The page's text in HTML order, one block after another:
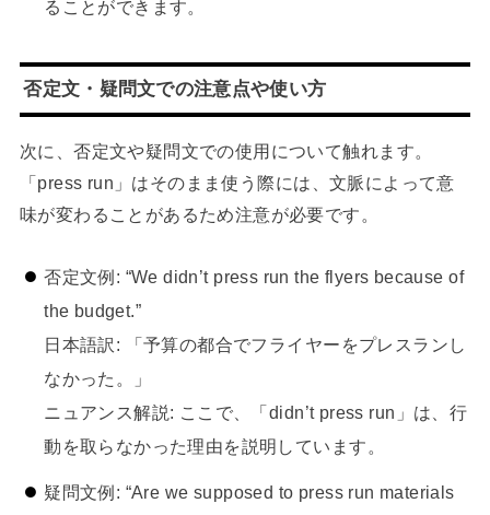
ることができます。
否定文・疑問文での注意点や使い方
次に、否定文や疑問文での使用について触れます。
「press run」はそのまま使う際には、文脈によって意
味が変わることがあるため注意が必要です。
否定文例: “We didn’t press run the flyers because of
the budget.”
日本語訳: 「予算の都合でフライヤーをプレスランし
なかった。」
ニュアンス解説: ここで、「didn’t press run」は、行
動を取らなかった理由を説明しています。
疑問文例: “Are we supposed to press run materials